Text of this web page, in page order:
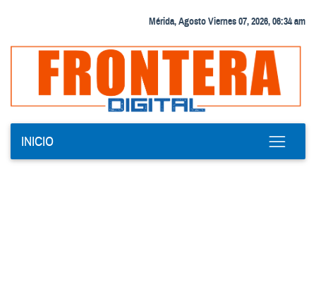
Mérida, Agosto Viernes 07, 2026, 06:34 am
INICIO